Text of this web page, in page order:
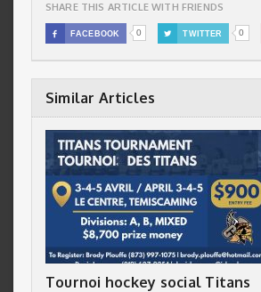
SHARE THIS ARTICLE WITH FRIENDS
 FACEBOOK 0  TWITTER 0
Similar Articles
Tournoi hockey social Titans